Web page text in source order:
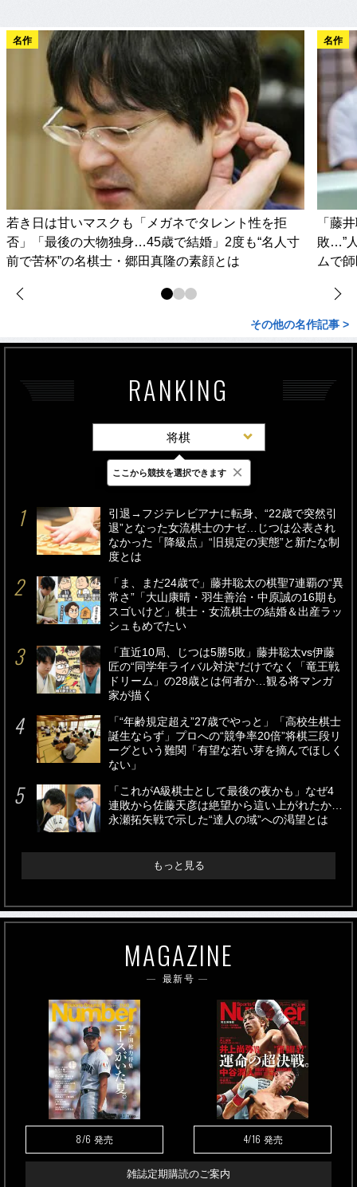
名作
若き日は甘いマスクも「メガネでタレント性を拒
否」「最後の大物独身…45歳で結婚」2度も“名人寸
前で苦杯”の名棋士・郷田真隆の素顔とは
名作
「藤
敗…”
ムで
その他の名作記事 >
RANKING
将棋
最新 24時間 週間
引退→フジテレビアナに転身、“22歳で突然引
退”となった女流棋士のナゼ…じつは公表され
なかった「降級点」“旧規定の実態”と新たな制
度とは
「ま、まだ24歳で」藤井聡太の棋聖7連覇の“異
常さ”「大山康晴・羽生善治・中原誠の16期も
スゴいけど」棋士・女流棋士の結婚＆出産ラッ
シュもめでたい
「直近10局、じつは5勝5敗」藤井聡太vs伊藤
匠の“同学年ライバル対決”だけでなく「竜王戦
ドリーム」の28歳とは何者か…観る将マンガ
家が描く
「“年齢規定超え”27歳でやっと」「高校生棋士
誕生ならず」プロへの“競争率20倍”将棋三段リ
ーグという難関「有望な若い芽を摘んでほしく
ない」
「これがA級棋士として最後の夜かも」なぜ4
連敗から佐藤天彦は絶望から這い上がれたか…
永瀬拓矢戦で示した“達人の域”への渇望とは
もっと見る
MAGAZINE
最新号
8/6 発売 4/16 発売
雑誌定期購読のご案内
ここから競技を選択できます ×